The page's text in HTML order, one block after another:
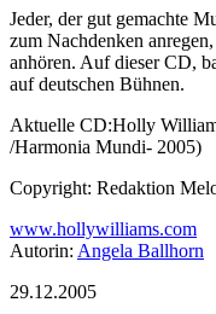
Jeder, der gut gemachte
zum Nachdenken
anhören. Auf dieser CD,
auf deutschen Bühnen.
Aktuelle CD:Holly
/Harmonia Mundi- 2005)
Copyright: Redaktion
www.hollywilliams.com
Autorin: Angela Ballhorn
29.12.2005